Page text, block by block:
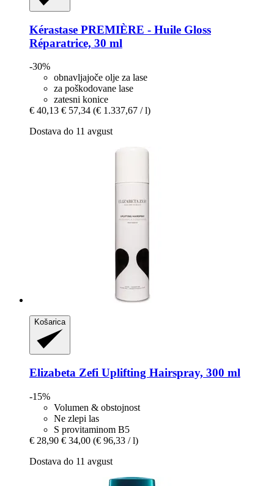
Kérastase PREMIÈRE -​ Huile Gloss
Réparatrice, 30 ml
-30%
obnavljajoče olje za lase
za poškodovane lase
zatesni konice
€ 40,13 € 57,34 (€ 1.337,67 / l)
Dostava do 11 avgust
Košarica
Elizabeta Zefi Uplifting Hairspray, 300 ml
-15%
Volumen & obstojnost
Ne zlepi las
S provitaminom B5
€ 28,90 € 34,00 (€ 96,33 / l)
Dostava do 11 avgust